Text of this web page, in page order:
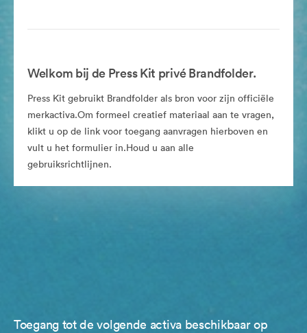
Welkom bij de Press Kit privé Brandfolder.
Press Kit gebruikt Brandfolder als bron voor zijn officiële
merkactiva.Om formeel creatief materiaal aan te vragen,
klikt u op de link voor toegang aanvragen hierboven en
vult u het formulier in.Houd u aan alle
gebruiksrichtlijnen.
Toegang tot de volgende activa beschikbaar op